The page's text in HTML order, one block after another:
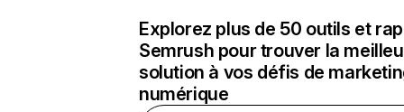
Explorez plus de 50 outils et
Semrush pour trouver la
solution à vos défis de
numérique